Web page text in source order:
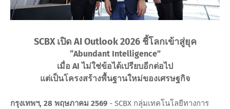
SCBX เปิด AI Outlook 2026 ชี้โลกเข้าสู่ยุค
“Abundant Intelligence”
เมื่อ AI ไม่ใช่ข้อได้เปรียบอีกต่อไป
แต่เป็นโครงสร้างพื้นฐานใหม่ของเศรษฐกิจ
กรุงเทพฯ, 28 พฤษภาคม 2569 - SCBX กลุ่มเทคโนโลยีทางการ